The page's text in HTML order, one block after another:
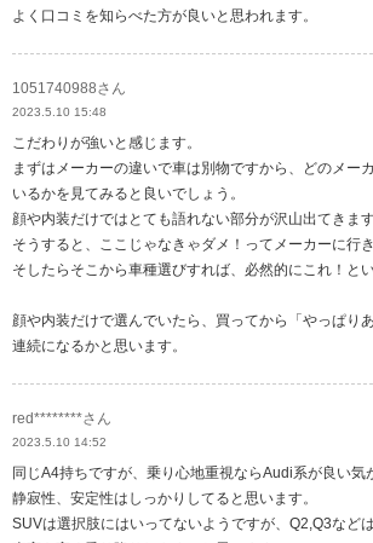
よく口コミを知らべた方が良いと思われます。
1051740988さん
2023.5.10 15:48
こだわりが強いと感じます。
まずはメーカーの違いで車は別物ですから、どのメー
いるかを見てみると良いでしょう。
顔や内装だけではとても語れない部分が沢山出てきます
そうすると、ここじゃなきゃダメ！ってメーカーに行
そしたらそこから車種選びすれば、必然的にこれ！と
顔や内装だけで選んでいたら、買ってから「やっぱり
連続になるかと思います。
red********さん
2023.5.10 14:52
同じA4持ちですが、乗り心地重視ならAudi系が良い気
静寂性、安定性はしっかりしてると思います。
SUVは選択肢にはいってないようですが、Q2,Q3など